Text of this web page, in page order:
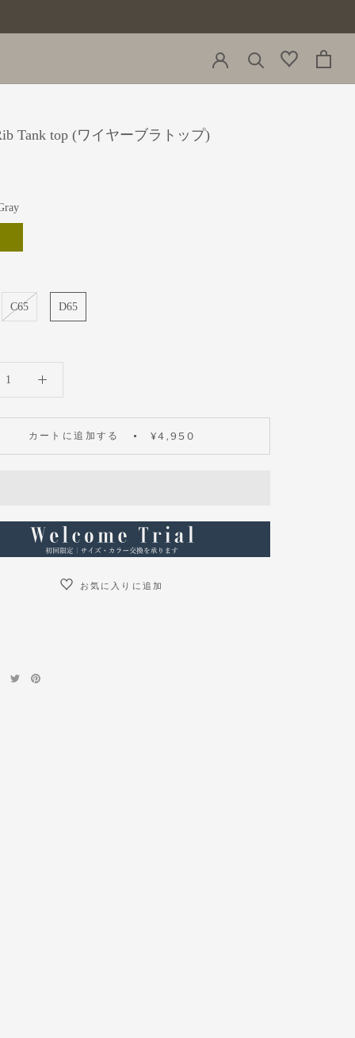
Tank top (ワイヤーブラトップ)
C65 D65
カートに追加する ¥4,950
お気に入りに追加